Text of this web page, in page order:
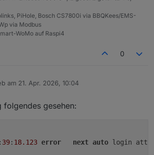
"response_type=code&"
"client_id=peukiaidm-
"state=default"
---------- hyundai ----------
brand=brand,
"HYUNDAI_CLIENT_SECRET",
PiHole, Bosch CS7800i via BBQKees/EMS-
via Modbus
WoMo auf Raspi4
0
am 21. Apr. 2026, 10:04
editiert von
folgendes gesehen:
: 39: 18.123 error next auto login